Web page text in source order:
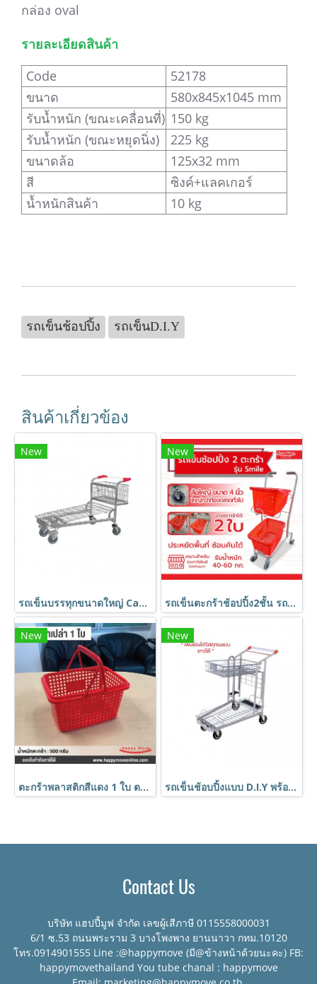
กล่อง oval
รายละเอียดสินค้า
Code
52178
ขนาด
580x845x1045 mm
รับน้ำหนัก (ขณะเคลื่อนที่) 150 kg
รับน้ำหนัก (ขณะหยุดนิ่ง)
225 kg
ขนาดล้อ
125x32 mm
สี
ซิงค์+แลคเกอร์
น้ำหนักสินค้า
10 kg
รถเข็นช้อปปิ้ง รถเข็นD.I.Y
สินค้าเกี่ยวข้อง
New
รถเข็นบรรทุกขนาดใหญ่ Cash and carry (เหมือนห้าง Makro) HORECAT code 51706
New
รถเข็นตะกร้าช้อปปิ้ง2ชั้น รถเข็นช้อปปิ้ง รถเข็นวางตะกร้า Happy Move รุ่น Smile
New
ตะกร้าพลาสติกสีแดง 1 ใบ ตะกร้าใส่ของ ตะกร้ามีรู มีหูหิ้ว HORECAT code 58750
New
รถเข็นช้อบปิ้งแบบ D.I.Y พร้อมที่วางของเป็นแผ่นด้านข้าง (เหมือนห้าง Homepro) code 40304
Contact Us
บริษัท แฮปปี้มูฟ จำกัด เลขผู้เสีภาษี 0115558000031
6/1 ซ.53 ถนนพระราม 3 บางโพงพาง ยานนาวา กทม.10120
โทร.0914901555 Line :@happymove (มี@ข้างหน้าด้วยนะคะ) FB:
happymovethailand You tube chanal : happymove